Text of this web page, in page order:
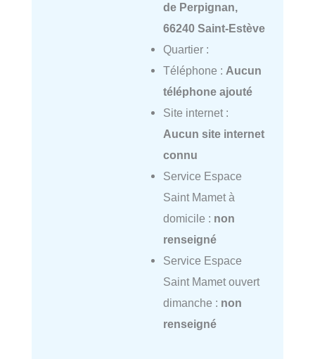
de Perpignan,
66240 Saint-Estève
Quartier :
Téléphone : Aucun
téléphone ajouté
Site internet :
Aucun site internet
connu
Service Espace
Saint Mamet à
domicile : non
renseigné
Service Espace
Saint Mamet ouvert
dimanche : non
renseigné